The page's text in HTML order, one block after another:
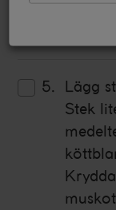
med
på
Lägg
Stek